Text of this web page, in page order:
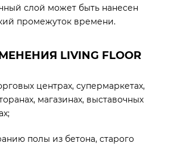
слой может быть нанесен
промежуток времени.
LIVING FLOOR
центрах, супермаркетах,
магазинах, выставочных
полы из бетона, старого